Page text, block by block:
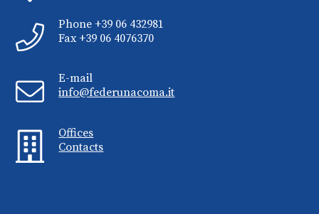
Phone +39 06 432981
Fax +39 06 4076370
E-mail
info@federunacoma.it
Offices
Contacts